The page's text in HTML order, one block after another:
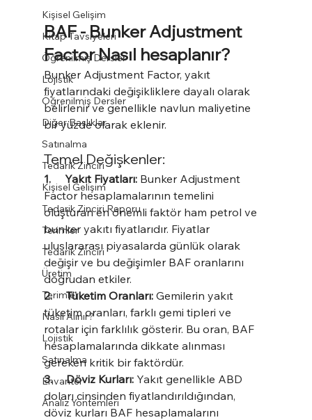
Kişisel Gelişim
Kitap Tavsiyeleri
Öğrenilmiş Dersler
Lojistik
Öğrenilmiş Dersler
Diğer Başlıklar
Satınalma
Tedarik Zinciri
Kişisel Gelişim
Tedarik Zinciri Raporu
Terimler
Tedarik Zinciri
Üretim
Terimler
Nasıl Alınır?
Lojistik
Satınalma
Envanter
Analiz Yöntemleri
BAF - Bunker Adjustment
Factor Nasıl hesaplanır?
Bunker Adjustment Factor, yakıt
fiyatlarındaki değişikliklere dayalı olarak
belirlenir ve genellikle navlun maliyetine
bir yüzde olarak eklenir.
Temel Değişkenler:
1.     Yakıt Fiyatları: Bunker Adjustment
Factor hesaplamalarının temelini
oluşturan en önemli faktör ham petrol ve
bunker yakıtı fiyatlarıdır. Fiyatlar
uluslararası piyasalarda günlük olarak
değişir ve bu değişimler BAF oranlarını
doğrudan etkiler.
2.     Tüketim Oranları: Gemilerin yakıt
tüketim oranları, farklı gemi tipleri ve
rotalar için farklılık gösterir. Bu oran, BAF
hesaplamalarında dikkate alınması
gereken kritik bir faktördür.
3.     Döviz Kurları: Yakıt genellikle ABD
doları cinsinden fiyatlandırıldığından,
döviz kurları BAF hesaplamalarını